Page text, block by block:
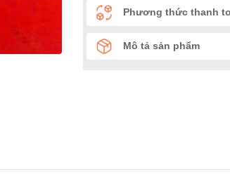
Phương thức thanh
Mô tả sản phẩm